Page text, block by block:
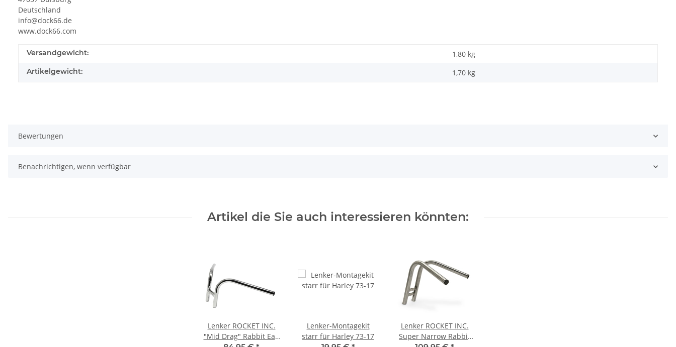
Deutschland
info@dock66.de
www.dock66.com
Versandgewicht: 1,80 kg
Artikelgewicht: 1,70 kg
Bewertungen
Benachrichtigen, wenn verfügbar
Artikel die Sie auch interessieren könnten:
Lenker ROCKET INC.
"Mid Drag" Rabbit Ear,
Lenker-Montagekit
starr für Harley 73-17
Lenker ROCKET INC.
Super Narrow Rabbit